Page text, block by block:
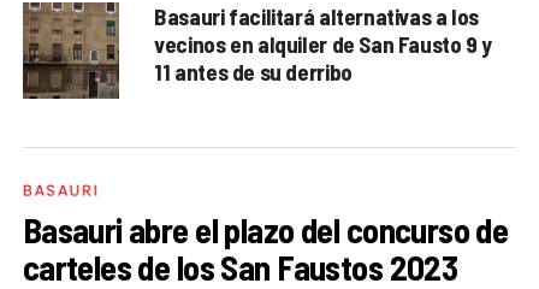
Basauri facilitará alternativas a los
vecinos en alquiler de San Fausto 9 y
11 antes de su derribo
BASAURI
Basauri abre el plazo del concurso de
carteles de los San Faustos 2023